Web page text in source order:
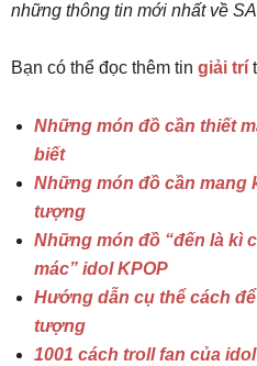
những thông tin mới nhất về
Bạn có thể đọc thêm tin giải trí
Những món đồ cần thiết
biết
Những món đồ cần mang
tượng
Những món đồ “đến là kì
mác” idol KPOP
Hướng dẫn cụ thể cách
tượng
1001 cách troll fan của